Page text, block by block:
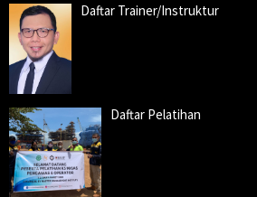
Daftar Trainer/Instruktur
Daftar Pelatihan